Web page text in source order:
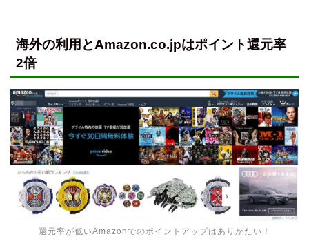
海外の利用とAmazon.co.jpはポイント還元率
2倍
還元率が低いAmazonでのポイントアップはありがたい！